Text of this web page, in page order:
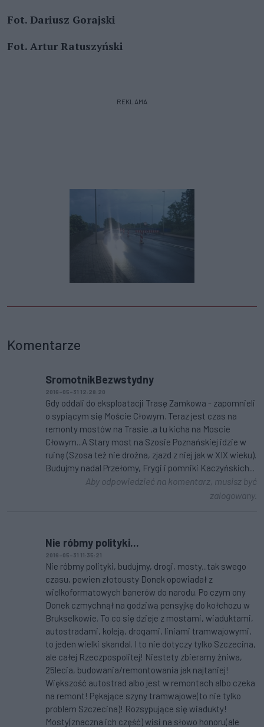
Fot. Dariusz Gorajski
Fot. Artur Ratuszyński
REKLAMA
Komentarze
SromotnikBezwstydny
2016-05-31 12:28:20
Gdy oddali do eksploatacji Trasę Zamkowa - zapomnieli
o sypiącym się Moście Cłowym. Teraz jest czas na
remonty mostów na Trasie ,a tu kicha na Moscie
Cłowym...A Stary most na Szosie Poznańskiej idzie w
ruinę (Szosa też nie drożna, zjazd z niej jak w XIX wieku).
Budujmy nadal Przełomy, Frygi i pomniki Kaczyńskich...
Aby odpowiedzieć na komentarz, musisz być
zalogowany.
Nie róbmy polityki...
2016-05-31 11:35:21
Nie róbmy polityki, budujmy, drogi, mosty...tak swego
czasu, pewien złotousty Donek opowiadał z
wielkoformatowych banerów do narodu. Po czym ony
Donek czmychnął na godziwą pensyjkę do kołchozu w
Brukselkowie. To co się dzieje z mostami, wiaduktami,
autostradami, koleją, drogami, liniami tramwajowymi,
to jeden wielki skandal. I to nie dotyczy tylko Szczecina,
ale całej Rzeczpospolitej! Niestety zbieramy żniwa,
25lecia, budowania/remontowania jak najtaniej!
Większość autostrad albo jest w remontach albo czeka
na remont! Pękające szyny tramwajowe(to nie tylko
problem Szczecina)! Rozsypujące się wiadukty!
Mosty(znaczna ich część) wisi na słowo honoru(ale